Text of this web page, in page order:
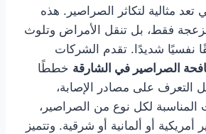
تعد مثالية لتكاثر الصراصير. هذه
فقط، بل تنقل الأمراض وتلوث
نفسيًا شديدًا. تقدم الشركات
الصراصير في الشارقة خططًا
التعرف على مصادر الإصابة،
المناسبة لكل نوع من الصراصير،
أو ألمانية أو شرقية. وتتميز